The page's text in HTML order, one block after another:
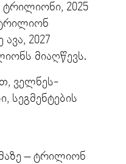
ტრილიონი, 2025
2027
მიაღწევს.
ველნეს-
სეგმენტების
– ტრილიონ